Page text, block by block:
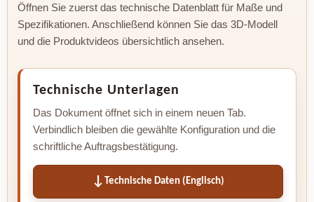
Öffnen Sie zuerst das technische Datenblatt für Maße und
Spezifikationen. Anschließend können Sie das 3D-Modell
und die Produktvideos übersichtlich ansehen.
Technische Unterlagen
Das Dokument öffnet sich in einem neuen Tab.
Verbindlich bleiben die gewählte Konfiguration und die
schriftliche Auftragsbestätigung.
Technische Daten (Englisch)